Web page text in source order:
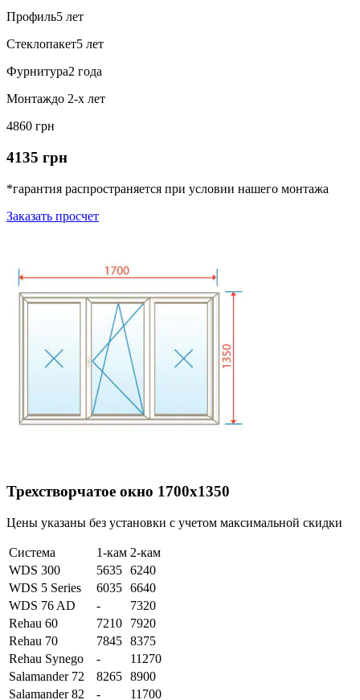
Профиль5 лет
Стеклопакет5 лет
Фурнитура2 года
Монтаждо 2-х лет
4860 грн
4135 грн
*гарантия распространяется при условии нашего монтажа
Заказать просчет
Трехстворчатое окно 1700х1350
Цены указаны без установки с учетом максимальной скидки
Система 1-кам 2-кам
WDS 300
5635 6240
WDS 5 Series
6035 6640
WDS 76 AD
-
7320
Rehau 60
7210
7920
Rehau 70
7845 8375
Rehau Synego
-
11270
Salamander 72
8265 8900
Salamander 82
- 11700